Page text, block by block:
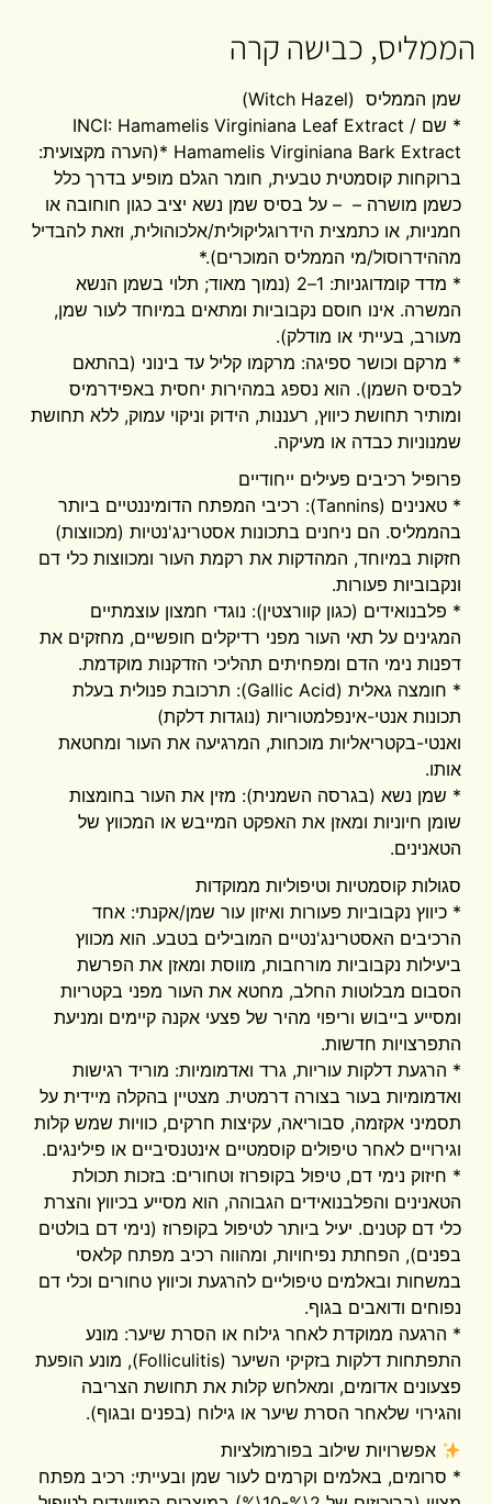
הממליס, כבישה קרה
שמן הממליס (Witch Hazel)
* שם INCI: Hamamelis Virginiana Leaf Extract /
Hamamelis Virginiana Bark Extract *(הערה מקצועית:
ברוקחות קוסמטית טבעית, חומר הגלם מופיע בדרך כלל
כשמן מושרה – – על בסיס שמן נשא יציב כגון חוחובה או
חמניות, או כתמצית הידרוגליקולית/אלכוהולית, וזאת להבדיל
מההידרוסול/מי הממליס המוכרים).*
* מדד קומדוגניות: 1–2 (נמוך מאוד; תלוי בשמן הנשא
המשרה. אינו חוסם נקבוביות ומתאים במיוחד לעור שמן,
מעורב, בעייתי או מודלק).
* מרקם וכושר ספיגה: מרקמו קליל עד בינוני (בהתאם
לבסיס השמן). הוא נספג במהירות יחסית באפידרמיס
ומותיר תחושת כיווץ, רעננות, הידוק וניקוי עמוק, ללא תחושת
שמנוניות כבדה או מעיקה.
פרופיל רכיבים פעילים ייחודיים
* טאנינים (Tannins): רכיבי המפתח הדומיננטיים ביותר
בהממליס. הם ניחנים בתכונות אסטרינג'נטיות (מכווצות)
חזקות במיוחד, המהדקות את רקמת העור ומכווצות כלי דם
ונקבוביות פעורות.
* פלבנואידים (כגון קוורצטין): נוגדי חמצון עוצמתיים
המגינים על תאי העור מפני רדיקלים חופשיים, מחזקים את
דפנות נימי הדם ומפחיתים תהליכי הזדקנות מוקדמת.
* חומצה גאלית (Gallic Acid): תרכובת פנולית בעלת
תכונות אנטי-אינפלמטוריות (נוגדות דלקת)
ואנטי-בקטריאליות מוכחות, המרגיעה את העור ומחטאת
אותו.
* שמן נשא (בגרסה השמנית): מזין את העור בחומצות
שומן חיוניות ומאזן את האפקט המייבש או המכווץ של
הטאנינים.
סגולות קוסמטיות וטיפוליות ממוקדות
* כיווץ נקבוביות פעורות ואיזון עור שמן/אקנתי: אחד
הרכיבים האסטרינג'נטיים המובילים בטבע. הוא מכווץ
ביעילות נקבוביות מורחבות, מווסת ומאזן את הפרשת
הסבום מבלוטות החלב, מחטא את העור מפני בקטריות
ומסייע בייבוש וריפוי מהיר של פצעי אקנה קיימים ומניעת
התפרצויות חדשות.
* הרגעת דלקות עוריות, גרד ואדמומיות: מוריד רגישות
ואדמומיות בעור בצורה דרמטית. מצטיין בהקלה מיידית על
תסמיני אקזמה, סבוריאה, עקיצות חרקים, כוויות שמש קלות
וגירויים לאחר טיפולים קוסמטיים אינטנסיביים או פילינגים.
* חיזוק נימי דם, טיפול בקופרוז וטחורים: בזכות תכולת
הטאנינים והפלבנואידים הגבוהה, הוא מסייע בכיווץ והצרת
כלי דם קטנים. יעיל ביותר לטיפול בקופרוז (נימי דם בולטים
בפנים), הפחתת נפיחויות, ומהווה רכיב מפתח קלאסי
במשחות ובאלמים טיפוליים להרגעת וכיווץ טחורים וכלי דם
נפוחים ודואבים בגוף.
* הרגעה ממוקדת לאחר גילוח או הסרת שיער: מונע
התפתחות דלקות בזקיקי השיער (Folliculitis), מונע הופעת
פצעונים אדומים, ומאלחש קלות את תחושת הצריבה
והגירוי שלאחר הסרת שיער או גילוח (בפנים ובגוף).
אפשרויות שילוב בפורמולציות
* סרומים, באלמים וקרמים לעור שמן ובעייתי: רכיב מפתח